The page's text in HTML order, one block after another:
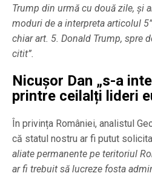
Trump din urmă cu două zile, și
moduri de a interpreta articolul
chiar art. 5. Donald Trump, spre
citit”.
Nicușor Dan „s-a
printre ceilalți lideri
În privința României, analistul
că statul nostru ar fi putut solicita
aliate permanente pe teritoriul
ar fi trebuit să lucreze fosta